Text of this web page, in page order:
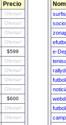
Precio
Ofertar!
Ofertar!
Ofertar!
Ofertar!
$599
Ofertar!
Ofertar!
Ofertar!
Ofertar!
$600
Ofertar!
Ofertar!
e-